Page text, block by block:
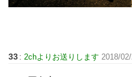
33 : 2chよりお送りします 2018/